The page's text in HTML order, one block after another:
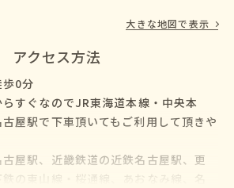
大きな地図で表示
アクセス方法
0分
すぐなのでJR東海道本線・中央本
屋駅で下車頂いてもご利用して頂きや
屋駅、近畿鉄道の近鉄名古屋駅、更
鉄の東山線・桜通線、あおなみ線、名